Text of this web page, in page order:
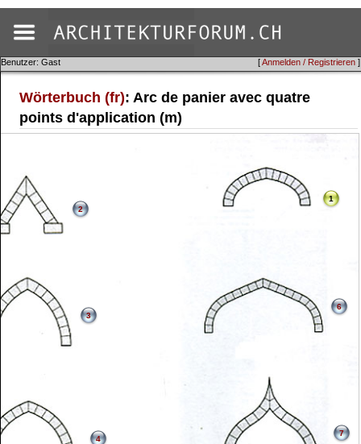
[Anmelden / Registrieren ]
Benutzer: Gast
Wörterbuch (fr): Arc de panier avec quatre
points d'application (m)
1
2
3
4
6
7